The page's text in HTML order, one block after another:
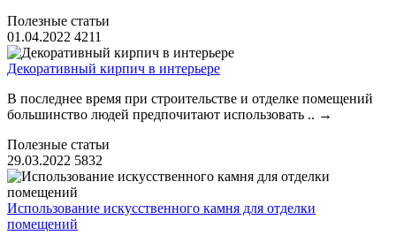
Полезные статьи
01.04.2022 4211
Декоративный кирпич в интерьере
В последнее время при строительстве и отделке помещений
большинство людей предпочитают использовать .. →
Полезные статьи
29.03.2022 5832
Использование искусственного камня для отделки
помещений